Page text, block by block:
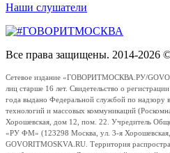
Наши слушатели
Все права защищены. 2014-2026
Сетевое издание «ГОВОРИТМОСКВА.РУ/
лиц старше 16 лет. Свидетельство о
года выдано Федеральной службой по надзору
технологий и массовых коммуникаций
Хорошевская, дом 12, пом. 22. Учредитель
«РУ ФМ» (123298 Москва, ул. 3-я
GOVORITMOSKVA.RU. Территория